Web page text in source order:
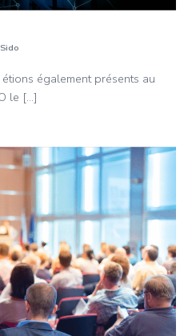
Sido
également présents au
le […]